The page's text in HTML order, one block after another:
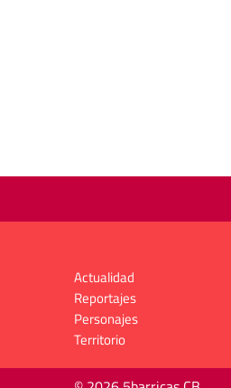
Actualidad
Reportajes
Personajes
Territorio